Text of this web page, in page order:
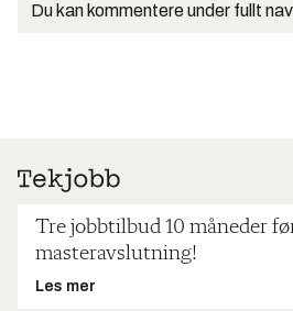
Du kan kommentere under fullt
Tre jobbtilbud 10 måneder
masteravslutning!
Les mer